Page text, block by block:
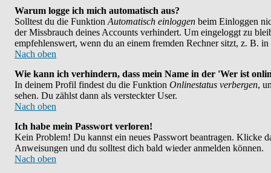
Warum logge ich mich automatisch aus?
Solltest du die Funktion Automatisch einloggen beim Einloggen
der Missbrauch deines Accounts verhindert. Um eingeloggt zu
empfehlenswert, wenn du an einem fremden Rechner sitzt, z. B.
Nach oben
Wie kann ich verhindern, dass mein Name in der 'Wer ist
In deinem Profil findest du die Funktion Onlinestatus verbergen,
sehen. Du zählst dann als versteckter User.
Nach oben
Ich habe mein Passwort verloren!
Kein Problem! Du kannst ein neues Passwort beantragen. Klicke
Anweisungen und du solltest dich bald wieder anmelden können.
Nach oben